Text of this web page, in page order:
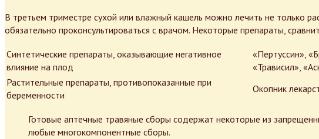
В третьем триместре сухой или влажный кашель можно лечить не только
обязательно проконсультироваться с врачом. Некоторые препараты,
Синтетические препараты, оказывающие негативное
влияние на плод
«Пертуссин»,
«Трависил»,
Растительные препараты, противопоказанные при
беременности
Окопник
Готовые аптечные травяные сборы содержат некоторые из
любые многокомпонентные сборы.